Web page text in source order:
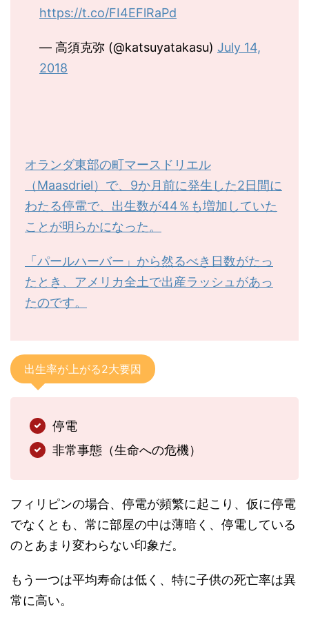
https://t.co/FI4EFlRaPd
— 高須克弥 (@katsuyatakasu) July 14,
2018
オランダ東部の町マースドリエル
（Maasdriel）で、9か月前に発生した2日間に
わたる停電で、出生数が44％も増加していた
ことが明らかになった。
「パールハーバー」から然るべき日数がたっ
たとき、アメリカ全土で出産ラッシュがあっ
たのです。
出生率が上がる2大要因
停電
非常事態（生命への危機）
フィリピンの場合、停電が頻繁に起こり、仮に停電
でなくとも、常に部屋の中は薄暗く、停電している
のとあまり変わらない印象だ。
もう一つは平均寿命は低く、特に子供の死亡率は異
常に高い。